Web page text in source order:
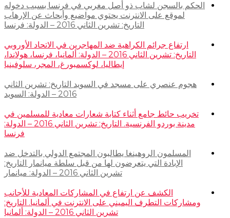
الحكم بالسجن لشاب ذو أصل مغربي في فرنسا بسبب دخوله
لموقع على الانترنت يحتوي مواضيع وأبحاث عن الإرهاب
التاريخ: تشرين الثاني 2016 – الدولة: فرنسا
ارتفاع جرائم الكراهية ضد المهاجرين في الاتحاد الأوروبي
التاريخ: تشرين الثاني 2016 – الدولة: ألمانيا، فرنسا، هولاندا،
إيطاليا، لوكسمبورغ، المجر، سلوفينيا
هجوم عنصري على مسجد في السويد التاريخ: تشرين الثاني
2016 – الدولة: السويد
تخريب حائط جامع أثناء كتابة شعارات معادية للمسلمين في
مدينة بوردو الفرنسية. التاريخ: تشرين الثاني 2016 – الدولة:
فرنسا
المسلمون الروهينغا يطالبون المجتمع الدولي بالتدخل ضد
الإبادة التي يتعرضون لها من قبل سلطة ميانمار التاريخ:
تشرين الثاني 2016 – الدولة: ميانمار
الكشف عن ارتفاع في المشاركات المعادية للأجانب
ومشاركات التطرف اليميني على الانترنت في ألمانيا. التاريخ:
تشرين الثاني 2016 – الدولة: ألمانيا